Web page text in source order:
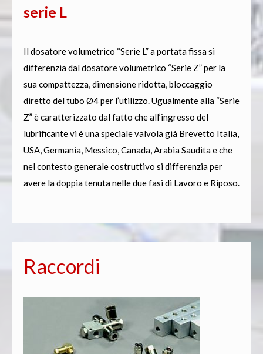
serie L
Il dosatore volumetrico “Serie L” a portata fissa si
differenzia dal dosatore volumetrico “Serie Z” per la
sua compattezza, dimensione ridotta, bloccaggio
diretto del tubo Ø4 per l’utilizzo. Ugualmente alla “Serie
Z” è caratterizzato dal fatto che all’ingresso del
lubrificante vi è una speciale valvola già Brevetto Italia,
USA, Germania, Messico, Canada, Arabia Saudita e che
nel contesto generale costruttivo si differenzia per
avere la doppia tenuta nelle due fasi di Lavoro e Riposo.
Raccordi